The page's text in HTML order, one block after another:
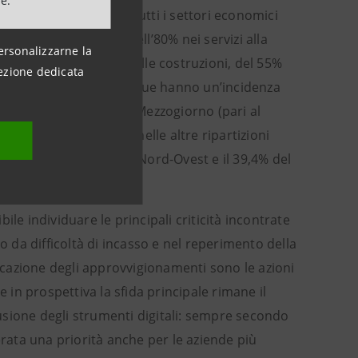
la
dedicata
è rilevante in tutti i settori economici
nel settore), dell’80% nei servizi alla
ristorazione e nelle costruzioni, del 55%
dove comunque hanno un’incidenza
è massima nel Mezzogiorno (pari al
è significativa anche nelle altre ripartizioni
tra il 35,3% del Nord-Ovest e il 39,4% del
individuare le principali criticità incontrate
da difficoltà di incasso e nel reperimento della
degli approvvigionamenti sono le azioni
in prospettiva la sfida principale rimane il
degli strumenti digitali: sempre secondo
una priorità anche per le aziende più